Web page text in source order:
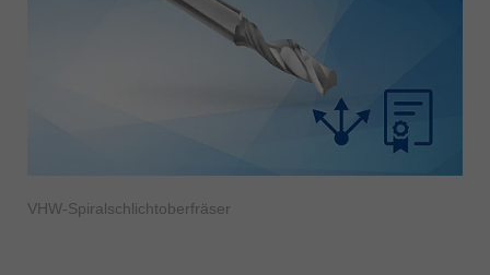
VHW-Spiralschlichtoberfräser